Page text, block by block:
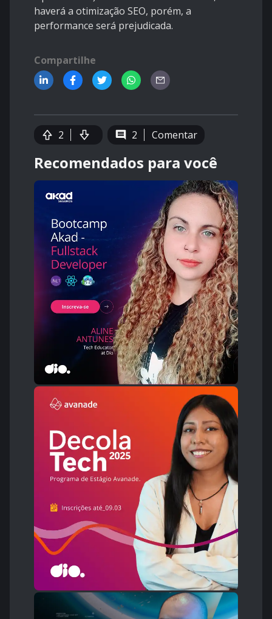
haverá a otimização SEO, porém, a
performance será prejudicada.
Compartilhe
2 2 Comentar
Recomendados para você